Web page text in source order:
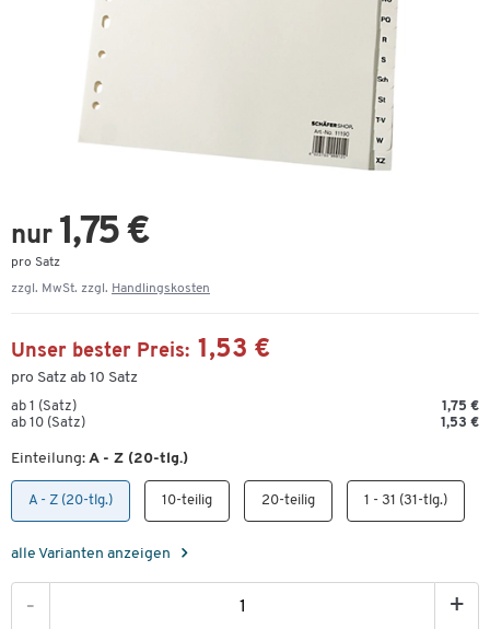
nur 1,75 €
pro Satz
zzgl. MwSt. zzgl. Handlingskosten
Unser bester Preis: 1,53 €
pro Satz ab 10 Satz
ab 1 (Satz)
1,75 €
ab 10 (Satz)
1,53 €
Einteilung: A - Z (20-tlg.)
A - Z (20-tlg.) 10-teilig 20-teilig 1 - 31 (31-tlg.)
alle Varianten anzeigen
- +